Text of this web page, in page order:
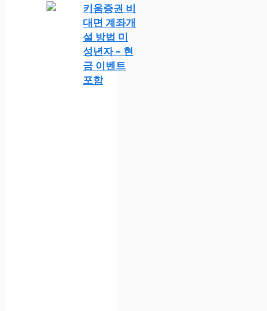
키움증권 비
대면 계좌개
설 방법 미
성년자 – 현
금 이벤트
포함